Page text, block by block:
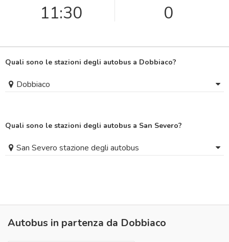
11:30 0
Quali sono le stazioni degli autobus a Dobbiaco?
Dobbiaco
Quali sono le stazioni degli autobus a San Severo?
San Severo stazione degli autobus
Autobus in partenza da Dobbiaco